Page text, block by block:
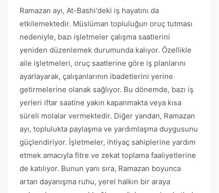
Ramazan ayı, At-Bashi'deki iş hayatını da
etkilemektedir. Müslüman topluluğun oruç tutması
nedeniyle, bazı işletmeler çalışma saatlerini
yeniden düzenlemek durumunda kalıyor. Özellikle
aile işletmeleri, oruç saatlerine göre iş planlarını
ayarlayarak, çalışanlarının ibadetlerini yerine
getirmelerine olanak sağlıyor. Bu dönemde, bazı iş
yerleri iftar saatine yakın kapanmakta veya kısa
süreli molalar vermektedir. Diğer yandan, Ramazan
ayı, toplulukta paylaşma ve yardımlaşma duygusunu
güçlendiriyor. İşletmeler, ihtiyaç sahiplerine yardım
etmek amacıyla fitre ve zekat toplama faaliyetlerine
de katılıyor. Bunun yanı sıra, Ramazan boyunca
artan dayanışma ruhu, yerel halkın bir araya